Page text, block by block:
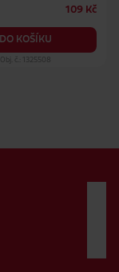
109 Kč
DO KOŠÍKU
Obj. č.: 1325508